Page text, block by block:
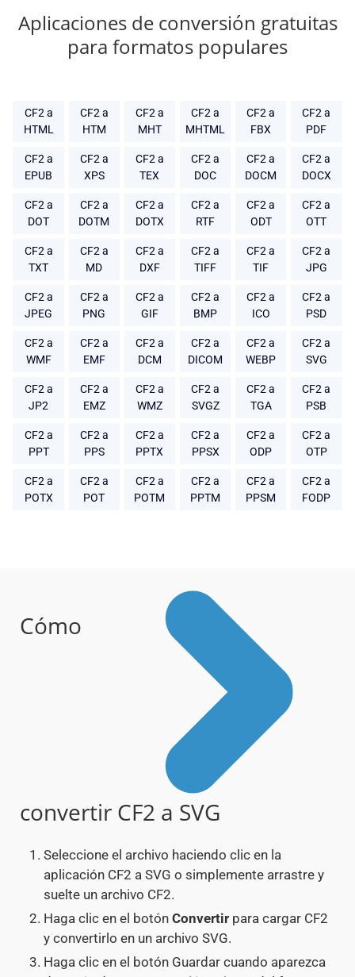
Aplicaciones de conversión gratuitas
para formatos populares
CF2 a
HTML
CF2 a
HTM
CF2 a
MHT
CF2 a
MHTML
CF2 a
FBX
CF2 a
PDF
CF2 a
EPUB
CF2 a
XPS
CF2 a
TEX
CF2 a
DOC
CF2 a
DOCM
CF2 a
DOCX
CF2 a
DOT
CF2 a
DOTM
CF2 a
DOTX
CF2 a
RTF
CF2 a
ODT
CF2 a
OTT
CF2 a
TXT
CF2 a
MD
CF2 a
DXF
CF2 a
TIFF
CF2 a
TIF
CF2 a
JPG
CF2 a
JPEG
CF2 a
PNG
CF2 a
GIF
CF2 a
BMP
CF2 a
ICO
CF2 a
PSD
CF2 a
WMF
CF2 a
EMF
CF2 a
DCM
CF2 a
DICOM
CF2 a
WEBP
CF2 a
SVG
CF2 a
JP2
CF2 a
EMZ
CF2 a
WMZ
CF2 a
SVGZ
CF2 a
TGA
CF2 a
PSB
CF2 a
PPT
CF2 a
PPS
CF2 a
PPTX
CF2 a
PPSX
CF2 a
ODP
CF2 a
OTP
CF2 a
POTX
CF2 a
POT
CF2 a
POTM
CF2 a
PPTM
CF2 a
PPSM
CF2 a
FODP
Cómo
convertir CF2 a SVG
Seleccione el archivo haciendo clic en la
aplicación CF2 a SVG o simplemente arrastre y
suelte un archivo CF2.
Haga clic en el botón Convertir para cargar CF2
y convertirlo en un archivo SVG.
Haga clic en el botón Guardar cuando aparezca